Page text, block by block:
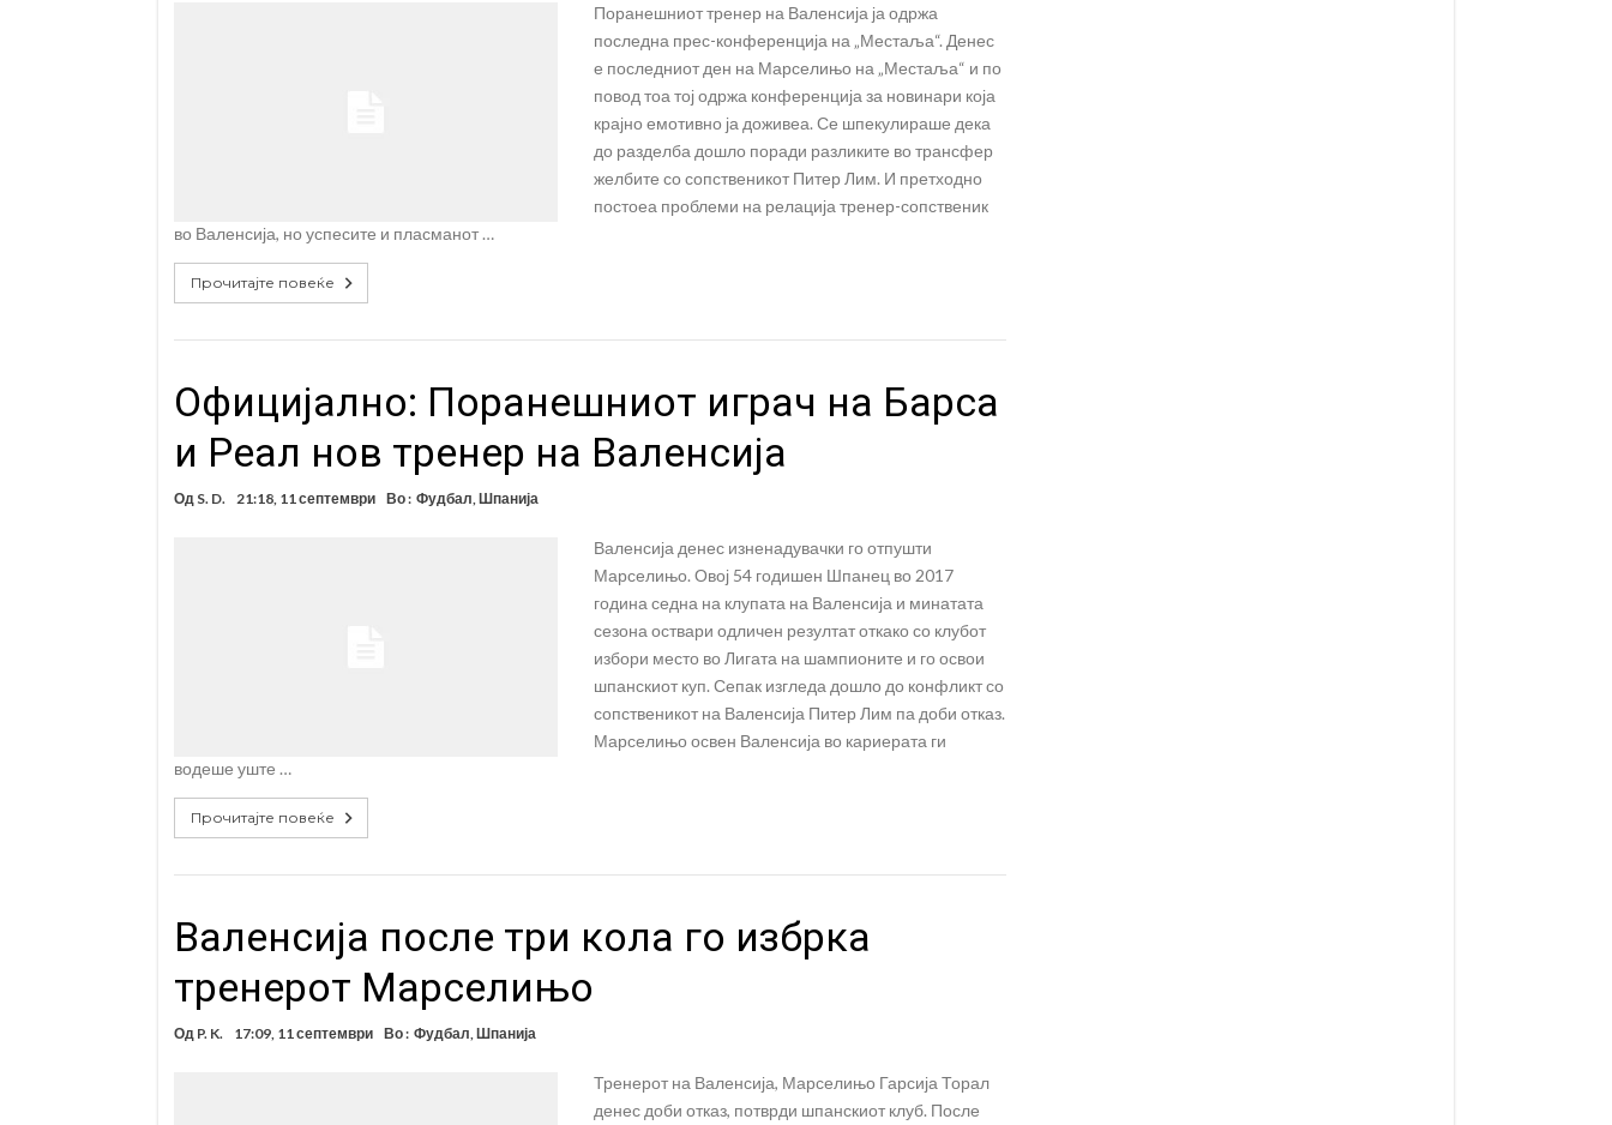
Поранешниот тренер на Валенсија ја одржа
последна прес-конференција на „Местаља“. Денес
е последниот ден на Марселињо на „Местаља“ и по
повод тоа тој одржа конференција за новинари која
крајно емотивно ја доживеа. Се шпекулираше дека
до разделба дошло поради разликите во трансфер
желбите со сопственикот Питер Лим. И претходно
постоеа проблеми на релација тренер-сопственик
во Валенсија, но успесите и пласманот …
Прочитајте повеќе
Официјално: Поранешниот играч на Барса
и Реал нов тренер на Валенсија
Од S. D. 21:18, 11 септември Во : Фудбал Шпанија
Валенсија денес изненадувачки го отпушти
Марселињо. Овој 54 годишен Шпанец во 2017
година седна на клупата на Валенсија и минатата
сезона оствари одличен резултат откако со клубот
избори место во Лигата на шампионите и го освои
шпанскиот куп. Сепак изгледа дошло до конфликт со
сопственикот на Валенсија Питер Лим па доби отказ.
Марселињо освен Валенсија во кариерата ги
водеше уште …
Прочитајте повеќе
Валенсија после три кола го избрка
тренерот Марселињо
Од P. K. 17:09, 11 септември Во : Фудбал Шпанија
Тренерот на Валенсија, Марселињо Гарсија Торал
денес доби отказ, потврди шпанскиот клуб. После